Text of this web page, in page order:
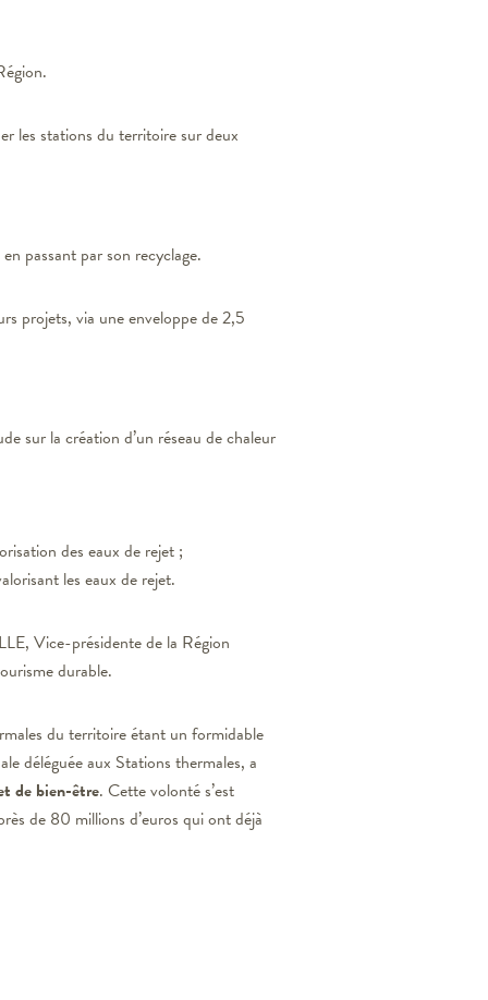
les stations du territoire sur deux
passant par son recyclage.
projets, via une enveloppe de 2,5
sur la création d’un réseau de chaleur
des eaux de rejet ;
les eaux de rejet.
Vice-présidente de la Région
durable.
du territoire étant un formidable
déléguée aux Stations thermales, a
de bien-être. Cette volonté s’est
de 80 millions d’euros qui ont déjà